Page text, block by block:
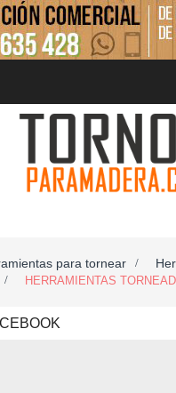
para tornear >
> HERRAMIENTAS